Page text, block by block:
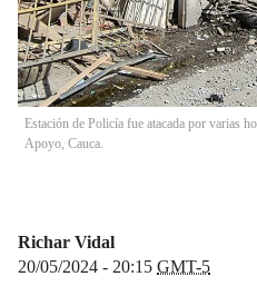
Estación de Policía fue atacada por varias
Apoyo, Cauca.
Richar Vidal
20/05/2024 - 20:15 GMT-5